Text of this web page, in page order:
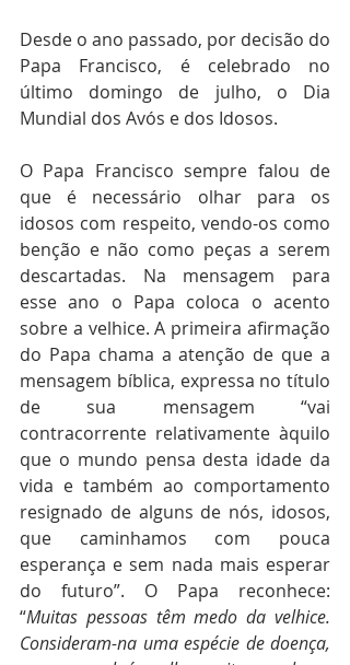
Desde o ano passado, por decisão do
Papa Francisco, é celebrado no
último domingo de julho, o Dia
Mundial dos Avós e dos Idosos.
O Papa Francisco sempre falou de
que é necessário olhar para os
idosos com respeito, vendo-os como
benção e não como peças a serem
descartadas. Na mensagem para
esse ano o Papa coloca o acento
sobre a velhice. A primeira afirmação
do Papa chama a atenção de que a
mensagem bíblica, expressa no título
contracorrente relativamente àquilo
que o mundo pensa desta idade da
vida e também ao comportamento
resignado de alguns de nós, idosos,
que caminhamos com pouca
esperança e sem nada mais esperar
do futuro”. O Papa reconhece:
“Muitas pessoas têm medo da velhice.
Consideram-na uma espécie de doença,